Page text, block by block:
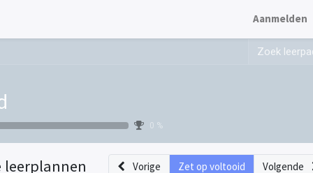
Aanmelden
0 %
leerplannen Vorige Zet op voltooid Volgende